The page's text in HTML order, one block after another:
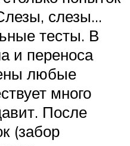
слезы…
тесты. В
и переноса
любые
много
После
(забор